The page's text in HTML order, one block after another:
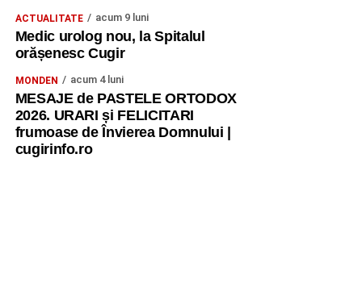
ACTUALITATE acum 9 luni
Medic urolog nou, la Spitalul
orășenesc Cugir
MONDEN acum 4 luni
MESAJE de PASTELE ORTODOX
2026. URARI și FELICITARI
frumoase de Învierea Domnului |
cugirinfo.ro